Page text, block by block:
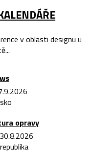
v oblasti designu u
opravy